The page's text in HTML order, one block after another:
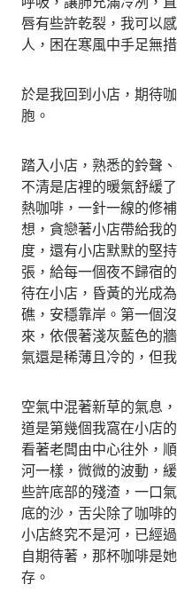
唇有些許乾裂，我可以
人，困在寒風中手足無措
於是我回到小店，期待
胞。
踏入小店，熟悉的鈴聲
不清是店裡的暖氣舒緩
熱咖啡，一針一線的修
想，貪戀著小店帶給我
度，還有小店默默的堅
張，給每一個夜不歸宿
待在小店，昏黃的光成
礁，安穩靠岸。第一個
來，依偎著淺灰藍色的
氣還是稀薄且冷的，但
空氣中混著新草的氣息
道是第幾個我窩在小店
看著老闆由中心往外，
河一樣，微微的波動，
些許底部的殘渣，一口
底的沙，舌尖除了咖啡
小店終究不是河，已經
自期待著，那杯咖啡是
存。